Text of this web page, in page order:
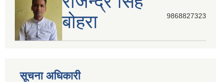
बोहरा
9868827323
सूचना अधिकारी